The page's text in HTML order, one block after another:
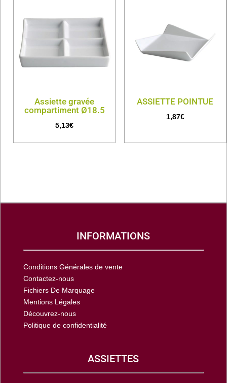
Assiette gravée
compartiment Ø18.5
5,13€
ASSIETTE POINTUE
1,87€
INFORMATIONS
Conditions Générales de vente
Contactez-nous
Fichiers De Marquage
Mentions Légales
Découvrez-nous
Politique de confidentialité
ASSIETTES